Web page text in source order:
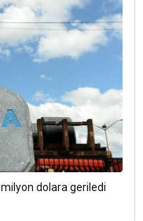
dolara geriledi